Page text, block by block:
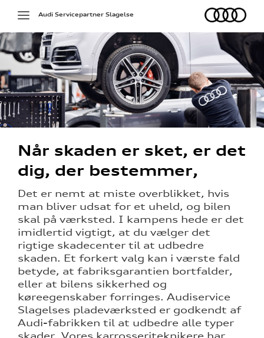
Toggle
navigation
Audi
Audi Servicepartner Slagelse
Når skaden er sket, er det
dig, der bestemmer,
Det er nemt at miste overblikket, hvis
man bliver udsat for et uheld, og bilen
skal på værksted. I kampens hede er det
imidlertid vigtigt, at du vælger det
rigtige skadecenter til at udbedre
skaden. Et forkert valg kan i værste fald
betyde, at fabriksgarantien bortfalder,
eller at bilens sikkerhed og
køreegenskaber forringes. Audiservice
Slagelses pladeværksted er godkendt af
Audi-fabrikken til at udbedre alle typer